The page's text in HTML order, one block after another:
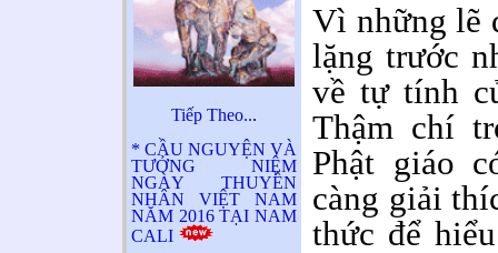
Tiếp Theo...
* CẦU NGUYỆN VÀ
TƯỞNG NIỆM
NGÀY THUYỀN
NHÂN VIỆT NAM
NĂM 2016 TẠI NAM
CALI
Vì những lẽ
lặng trước
về tự tính
Thậm chí
Phật giáo
càng giải
thức để